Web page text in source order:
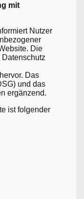
mit
Nutzer
Die
Das
und das
ergänzend.
ist folgender